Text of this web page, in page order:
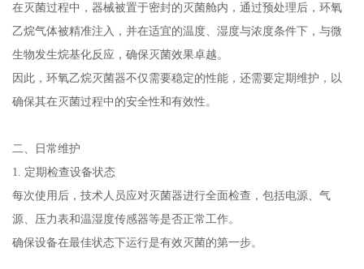
在灭菌过程中，器械被置于密封的灭菌舱内，通过预处理后，环氧
乙烷气体被精准注入，并在适宜的温度、湿度与浓度条件下，与微
生物发生烷基化反应，确保灭菌效果卓越。
因此，环氧乙烷灭菌器不仅需要稳定的性能，还需要定期维护，以
确保其在灭菌过程中的安全性和有效性。
二、日常维护
1. 定期检查设备状态
每次使用后，技术人员应对灭菌器进行全面检查，包括电源、气
源、压力表和温湿度传感器等是否正常工作。
确保设备在最佳状态下运行是有效灭菌的第一步。